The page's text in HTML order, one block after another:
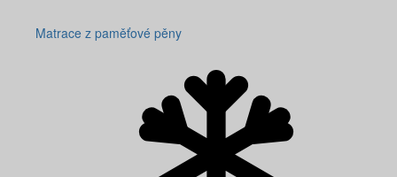
Matrace z paměťové pěny